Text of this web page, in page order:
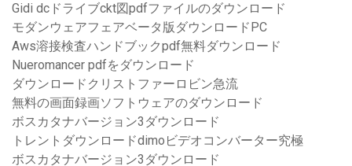
Gidi dcドライブckt図pdfファイルのダウンロード
モダンウェアフェアベータ版ダウンロードPC
Aws溶接検査ハンドブックpdf無料ダウンロード
Nueromancer pdfをダウンロード
ダウンロードクリストファーロビン急流
無料の画面録画ソフトウェアのダウンロード
ボスカタナバージョン3ダウンロード
トレントダウンロードdimoビデオコンバーター究極
ボスカタナバージョン3ダウンロード